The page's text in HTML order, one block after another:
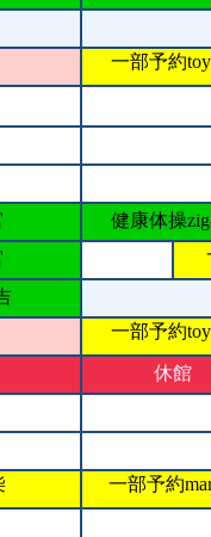
一部予約
健康体操
一部予約
休館
一部予約